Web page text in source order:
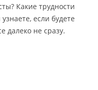
Какие трудности
если будете
далеко не сразу.